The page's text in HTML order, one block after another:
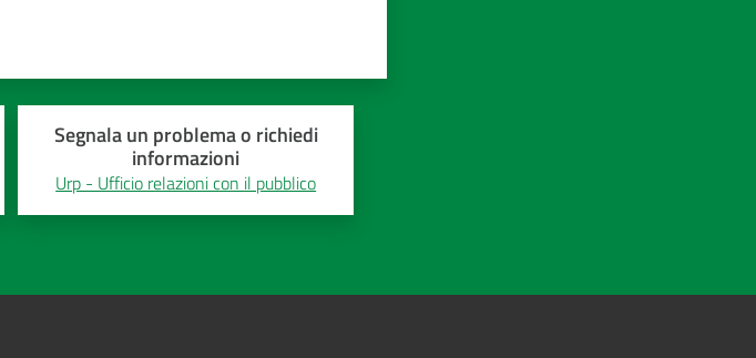
Segnala un problema o richiedi
informazioni
Urp - Ufficio relazioni con il pubblico